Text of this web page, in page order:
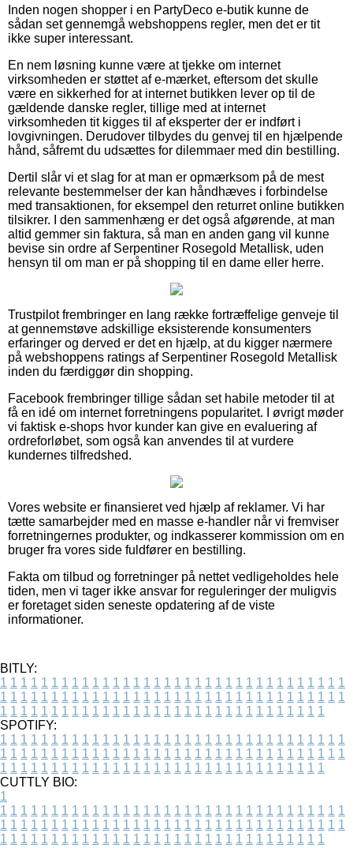
Inden nogen shopper i en PartyDeco e-butik kunne de
sådan set gennemgå webshoppens regler, men det er tit
ikke super interessant.
En nem løsning kunne være at tjekke om internet
virksomheden er støttet af e-mærket, eftersom det skulle
være en sikkerhed for at internet butikken lever op til de
gældende danske regler, tillige med at internet
virksomheden tit kigges til af eksperter der er indført i
lovgivningen. Derudover tilbydes du genvej til en hjælpende
hånd, såfremt du udsættes for dilemmaer med din bestilling.
Dertil slår vi et slag for at man er opmærksom på de mest
relevante bestemmelser der kan håndhæves i forbindelse
med transaktionen, for eksempel den returret online butikken
tilsikrer. I den sammenhæng er det også afgørende, at man
altid gemmer sin faktura, så man en anden gang vil kunne
bevise sin ordre af Serpentiner Rosegold Metallisk, uden
hensyn til om man er på shopping til en dame eller herre.
Trustpilot frembringer en lang række fortræffelige genveje til
at gennemstøve adskillige eksisterende konsumenters
erfaringer og derved er det en hjælp, at du kigger nærmere
på webshoppens ratings af Serpentiner Rosegold Metallisk
inden du færdiggør din shopping.
Facebook frembringer tillige sådan set habile metoder til at
få en idé om internet forretningens popularitet. I øvrigt møder
vi faktisk e-shops hvor kunder kan give en evaluering af
ordreforløbet, som også kan anvendes til at vurdere
kundernes tilfredshed.
Vores website er finansieret ved hjælp af reklamer. Vi har
tætte samarbejder med en masse e-handler når vi fremviser
forretningernes produkter, og indkasserer kommission om en
bruger fra vores side fuldfører en bestilling.
Fakta om tilbud og forretninger på nettet vedligeholdes hele
tiden, men vi tager ikke ansvar for reguleringer der muligvis
er foretaget siden seneste opdatering af de viste
informationer.
BITLY:
1 1 1 1 1 1 1 1 1 1 1 1 1 1 1 1 1 1 1 1 1 1 1 1 1 1 1 1 1 1 1 1 1 1
1 1 1 1 1 1 1 1 1 1 1 1 1 1 1 1 1 1 1 1 1 1 1 1 1 1 1 1 1 1 1 1 1 1
1 1 1 1 1 1 1 1 1 1 1 1 1 1 1 1 1 1 1 1 1 1 1 1 1 1 1 1 1 1 1 1
SPOTIFY:
1 1 1 1 1 1 1 1 1 1 1 1 1 1 1 1 1 1 1 1 1 1 1 1 1 1 1 1 1 1 1 1 1 1
1 1 1 1 1 1 1 1 1 1 1 1 1 1 1 1 1 1 1 1 1 1 1 1 1 1 1 1 1 1 1 1 1 1
1 1 1 1 1 1 1 1 1 1 1 1 1 1 1 1 1 1 1 1 1 1 1 1 1 1 1 1 1 1 1 1
CUTTLY BIO:
1
1 1 1 1 1 1 1 1 1 1 1 1 1 1 1 1 1 1 1 1 1 1 1 1 1 1 1 1 1 1 1 1 1 1
1 1 1 1 1 1 1 1 1 1 1 1 1 1 1 1 1 1 1 1 1 1 1 1 1 1 1 1 1 1 1 1 1 1
1 1 1 1 1 1 1 1 1 1 1 1 1 1 1 1 1 1 1 1 1 1 1 1 1 1 1 1 1 1 1 1